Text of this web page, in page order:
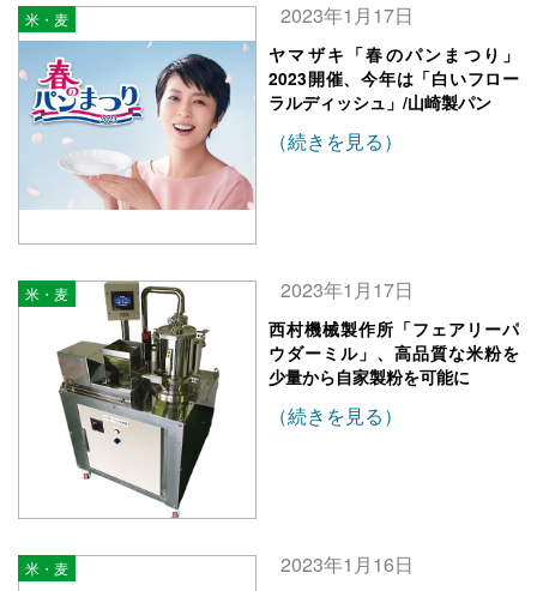
米・麦 2023年1月17日
ヤマザキ「春のパンまつり」
2023開催、今年は「白いフロー
ラルディッシュ」/山崎製パン
（続きを見る）
米・麦 2023年1月17日
西村機械製作所「フェアリーパ
ウダーミル」、高品質な米粉を
少量から自家製粉を可能に
（続きを見る）
米・麦 2023年1月16日